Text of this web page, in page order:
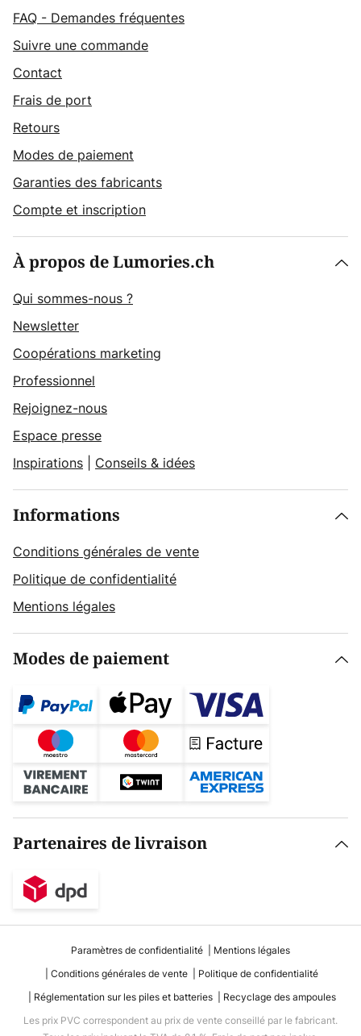
FAQ - Demandes fréquentes
Suivre une commande
Contact
Frais de port
Retours
Modes de paiement
Garanties des fabricants
Compte et inscription
À propos de Lumories.ch
Qui sommes-nous ?
Newsletter
Coopérations marketing
Professionnel
Rejoignez-nous
Espace presse
Inspirations
Conseils & idées
Informations
Conditions générales de vente
Politique de confidentialité
Mentions légales
Modes de paiement
Partenaires de livraison
Paramètres de confidentialité
Mentions légales
Conditions générales de vente
Politique de confidentialité
Réglementation sur les piles et batteries
Recyclage des ampoules
Les prix PVC correspondent au prix de vente conseillé par le fabricant.